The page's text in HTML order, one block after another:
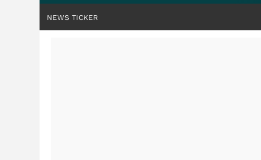
NEWS TICKER